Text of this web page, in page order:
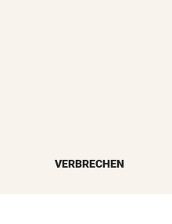
VERBRECHEN